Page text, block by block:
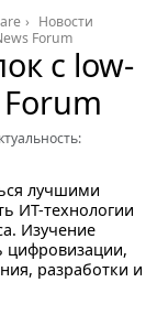
Новости
Forum
с low-
лучшими
ИТ-технологии
Изучение
цифровизации,
разработки и